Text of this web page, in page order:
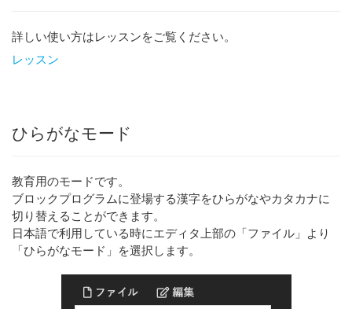
詳しい使い方はレッスンをご覧ください。
レッスン
ひらがなモード
教育用のモードです。
ブロックプログラムに登場する漢字をひらがなやカタカナに
切り替えることができます。
日本語で利用している時にエディタ上部の「ファイル」より
「ひらがなモード」を選択します。